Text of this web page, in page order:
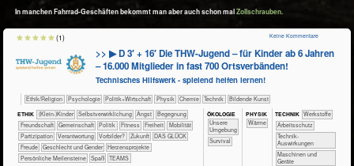
In manchen Fahrrad-Geschäften bekommt man aber auch schon malZollschrauben.
>> ▶ D 3′ + 16′ Die THW-Jugend – für Kinder ab 6 Jahren
– 16.000 Mitglieder in fast 700 Ortsverbänden!
Technisches Hilfswerk - spielend helfen lernen!
​​​​​​​​​​Ethik/​Religion ​​​​​​​​​​Psychologie ​​​​​​​​​Politik+​Wirtschaft ​​​​​​​Physik ​​​​​Chemie ​Technik
Bildende Kunst
ETHIK (Klein-)Kinder ​​​​​​​​​​​​​​​​​​​​​​​​​​​​​​​​​​​​​​​​Selbst­verwirklichung ​​​​​​​​​​​​​Angst
​​​​​​​​​​​​Begegnung
​​​​​​​​​​​​Freundschaft
​​​​​​​​​​Gemeinschaft ​​​​​​​​​Politik ​​​​​Fitness ​​​Freiheit
​​​Mobilität
​​​Partizipation
​​Verantwortung ​​Vorbilder? ​Zukunft
DAS GLÜCK
Freude
Geschlecht und Gender
Herzensprojekte
Persönliche Meilensteine
Spaß TEAMS
ÖKO​LOGIE
​​​​​​​​​​​​​Unsere
Umgebung
​​​​​​​​​​​​Survival
PHY​SIK
​​​​​Wärme
TECH​NIK ​​​​​​​​​Werkstoffe
​​​​​​Arbeitsschutz
​​​​​​Technik-
Auswirkungen
​​​​Maschinen und
Geräte
Keine Kommentare
(1)